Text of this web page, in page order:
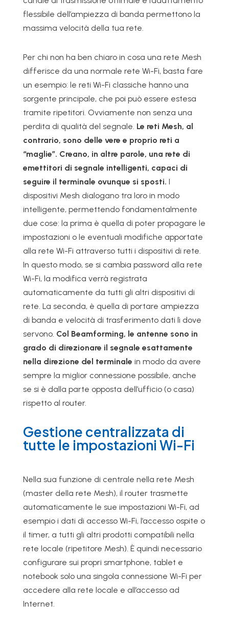
flessibile dell’ampiezza di banda permettono la
massima velocità della tua rete.
Per chi non ha ben chiaro in cosa una rete Mesh
differisce da una normale rete Wi-Fi, basta fare
un esempio: le reti Wi-Fi classiche hanno una
sorgente principale, che poi può essere estesa
tramite ripetitori. Ovviamente non senza una
perdita di qualità del segnale. Le reti Mesh, al
contrario, sono delle vere e proprio reti a
“maglie”. Creano, in altre parole, una rete di
emettitori di segnale intelligenti, capaci di
seguire il terminale ovunque si sposti. I
dispositivi Mesh dialogano tra loro in modo
intelligente, permettendo fondamentalmente
due cose: la prima è quella di poter propagare le
impostazioni o le eventuali modifiche apportate
alla rete Wi-Fi attraverso tutti i dispositivi di rete.
In questo modo, se si cambia password alla rete
Wi-Fi, la modifica verrà registrata
automaticamente da tutti gli altri dispositivi di
rete. La seconda, è quella di portare ampiezza
di banda e velocità di trasferimento dati lì dove
servono. Col Beamforming, le antenne sono in
grado di direzionare il segnale esattamente
nella direzione del terminale in modo da avere
sempre la miglior connessione possibile, anche
se si è dalla parte opposta dell’ufficio (o casa)
rispetto al router.
Gestione centralizzata di
tutte le impostazioni Wi-Fi
Nella sua funzione di centrale nella rete Mesh
(master della rete Mesh), il router trasmette
automaticamente le sue impostazioni Wi-Fi, ad
esempio i dati di accesso Wi-Fi, l’accesso ospite o
il timer, a tutti gli altri prodotti compatibili nella
rete locale (ripetitore Mesh). È quindi necessario
configurare sui propri smartphone, tablet e
notebook solo una singola connessione Wi-Fi per
accedere alla rete locale e all’accesso ad
Internet.